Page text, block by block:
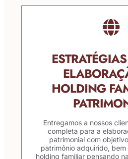
HOLDING
Entregamos a nossos
completa para a
patrimonial com
patrimônio adquirido,
holding familiar pensando